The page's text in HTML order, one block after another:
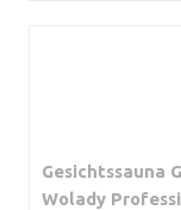
Gesichtssauna
Wolady